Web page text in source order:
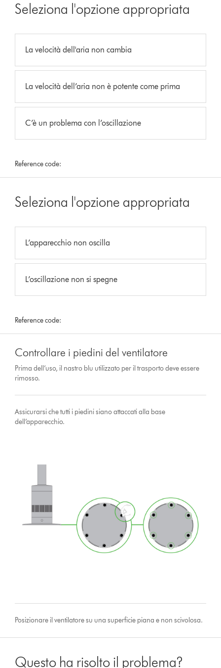
Seleziona l'opzione appropriata
La velocità dell'aria non cambia
La velocità dell’aria non è potente come prima
C’è un problema con l’oscillazione
Reference code:
Seleziona l'opzione appropriata
L’apparecchio non oscilla
L’oscillazione non si spegne
Reference code:
Controllare i piedini del ventilatore
Prima dell’uso, il nastro blu utilizzato per il trasporto deve essere
rimosso.
Assicurarsi che tutti i piedini siano attaccati alla base
dell’apparecchio.
Posizionare il ventilatore su una superficie piana e non scivolosa.
Questo ha risolto il problema?